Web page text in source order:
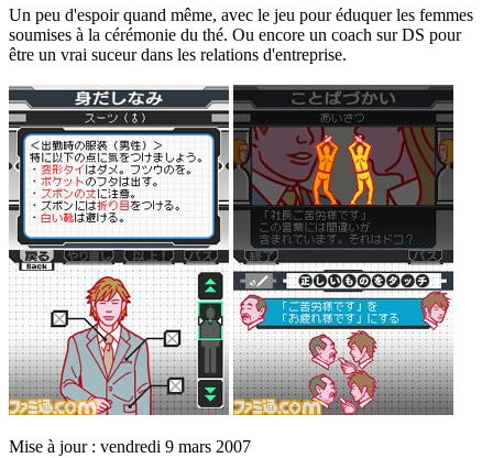
Un peu d'espoir quand même, avec le jeu pour éduquer les femmes
soumises à la cérémonie du thé. Ou encore un coach sur DS pour
être un vrai suceur dans les relations d'entreprise.
Mise à jour : vendredi 9 mars 2007